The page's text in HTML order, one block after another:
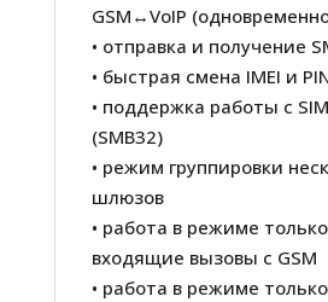
GSM↔VoIP
• отправка и получение
• быстрая смена IMEI и
• поддержка работы с
(SMB32)
• режим группировки
шлюзов
• работа в режиме
входящие вызовы с GSM
• работа в режиме